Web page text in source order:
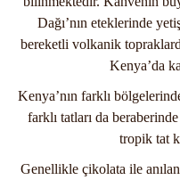
Dağı’nın eteklerinde
bereketli volkanik
Kenya’da
Kenya’nın farklı
farklı tatları da
tropik tat
Genellikle çikolata ile